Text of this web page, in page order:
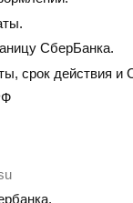
СберБанка.
срок действия и